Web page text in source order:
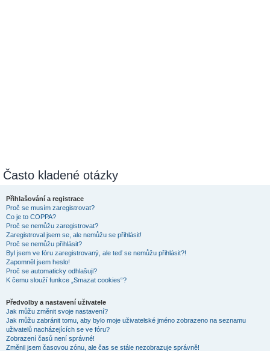
Často kladené otázky
Přihlašování a registrace
Proč se musím zaregistrovat?
Co je to COPPA?
Proč se nemůžu zaregistrovat?
Zaregistroval jsem se, ale nemůžu se přihlásit!
Proč se nemůžu přihlásit?
Byl jsem ve fóru zaregistrovaný, ale teď se nemůžu přihlásit?!
Zapomněl jsem heslo!
Proč se automaticky odhlašuji?
K čemu slouží funkce „Smazat cookies“?
Předvolby a nastavení uživatele
Jak můžu změnit svoje nastavení?
Jak můžu zabránit tomu, aby bylo moje uživatelské jméno zobrazeno na seznamu
uživatelů nacházejících se ve fóru?
Zobrazení časů není správné!
Změnil jsem časovou zónu, ale čas se stále nezobrazuje správně!